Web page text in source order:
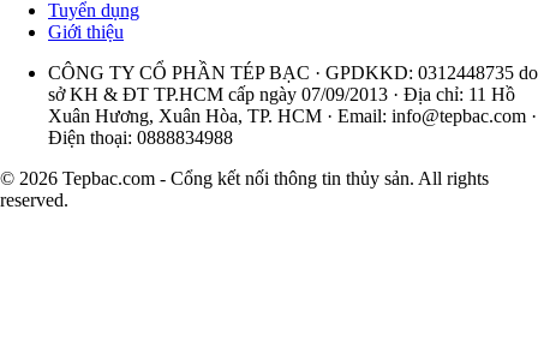
Tuyển dụng
Giới thiệu
CÔNG TY CỔ PHẦN TÉP BẠC · GPDKKD: 0312448735 do
sở KH & ĐT TP.HCM cấp ngày 07/09/2013 · Địa chỉ: 11 Hồ
Xuân Hương, Xuân Hòa, TP. HCM · Email: info@tepbac.com ·
Điện thoại: 0888834988
© 2026 Tepbac.com - Cổng kết nối thông tin thủy sản. All rights
reserved.